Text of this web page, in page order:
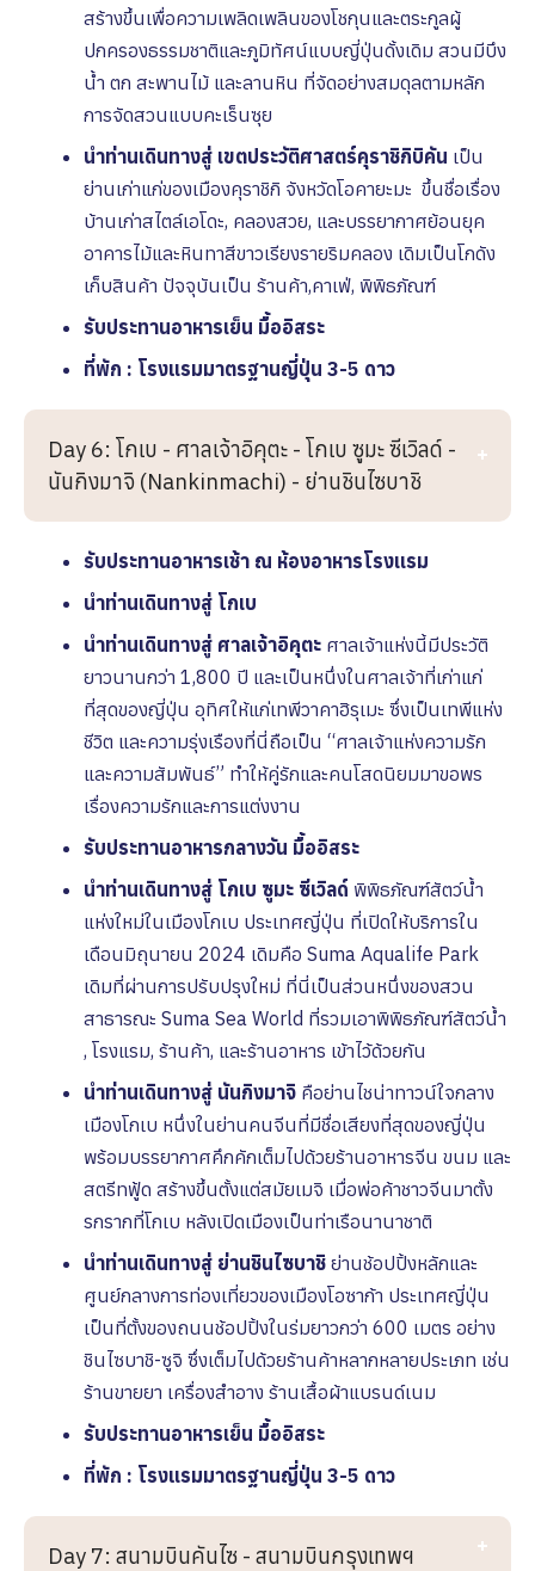
สร้างขึ้นเพื่อความเพลิดเพลินของโชกุนและตระกูลผู้
ปกครองธรรมชาติและภูมิทัศน์แบบญี่ปุ่นดั้งเดิม สวนมีบึง
น้ำ ตก สะพานไม้ และลานหิน ที่จัดอย่างสมดุลตามหลัก
การจัดสวนแบบคะเร็นซุย
นำท่านเดินทางสู่ เขตประวัติศาสตร์คุราชิกิบิคัน เป็น
ย่านเก่าแก่ของเมืองคุราชิกิ จังหวัดโอคายะมะ ขึ้นชื่อเรื่อง
บ้านเก่าสไตล์เอโดะ, คลองสวย, และบรรยากาศย้อนยุค
อาคารไม้และหินทาสีขาวเรียงรายริมคลอง เดิมเป็นโกดัง
เก็บสินค้า ปัจจุบันเป็น ร้านค้า,คาเฟ่, พิพิธภัณฑ์
รับประทานอาหารเย็น มื้ออิสระ
ที่พัก : โรงแรมมาตรฐานญี่ปุ่น 3-5 ดาว
Day 6: โกเบ - ศาลเจ้าอิคุตะ - โกเบ ซูมะ ซีเวิลด์ -
นันกิงมาจิ (Nankinmachi) - ย่านชินไซบาชิ
รับประทานอาหารเช้า ณ ห้องอาหารโรงเเรม
นำท่านเดินทางสู่ โกเบ
นำท่านเดินทางสู่ ศาลเจ้าอิคุตะ ศาลเจ้าแห่งนี้มีประวัติ
ยาวนานกว่า 1,800 ปี และเป็นหนึ่งในศาลเจ้าที่เก่าแก่
ที่สุดของญี่ปุ่น อุทิศให้แก่เทพีวาคาฮิรุเมะ ซึ่งเป็นเทพีแห่ง
ชีวิต และความรุ่งเรืองที่นี่ถือเป็น “ศาลเจ้าแห่งความรัก
และความสัมพันธ์” ทำให้คู่รักและคนโสดนิยมมาขอพร
เรื่องความรักและการแต่งงาน
รับประทานอาหารกลางวัน มื้ออิสระ
นำท่านเดินทางสู่ โกเบ ซูมะ ซีเวิลด์ พิพิธภัณฑ์สัตว์น้ำ
แห่งใหม่ในเมืองโกเบ ประเทศญี่ปุ่น ที่เปิดให้บริการใน
เดือนมิถุนายน 2024 เดิมคือ Suma Aqualife Park
เดิมที่ผ่านการปรับปรุงใหม่ ที่นี่เป็นส่วนหนึ่งของสวน
สาธารณะ Suma Sea World ที่รวมเอาพิพิธภัณฑ์สัตว์น้ำ
, โรงแรม, ร้านค้า, และร้านอาหาร เข้าไว้ด้วยกัน
นำท่านเดินทางสู่ นันกิงมาจิ คือย่านไชน่าทาวน์ใจกลาง
เมืองโกเบ หนึ่งในย่านคนจีนที่มีชื่อเสียงที่สุดของญี่ปุ่น
พร้อมบรรยากาศคึกคักเต็มไปด้วยร้านอาหารจีน ขนม และ
สตรีทฟู้ด สร้างขึ้นตั้งแต่สมัยเมจิ เมื่อพ่อค้าชาวจีนมาตั้ง
รกรากที่โกเบ หลังเปิดเมืองเป็นท่าเรือนานาชาติ
นำท่านเดินทางสู่ ย่านชินไซบาชิ ย่านช้อปปิ้งหลักและ
ศูนย์กลางการท่องเที่ยวของเมืองโอซาก้า ประเทศญี่ปุ่น
เป็นที่ตั้งของถนนช้อปปิ้งในร่มยาวกว่า 600 เมตร อย่าง
ชินไซบาชิ-ซูจิ ซึ่งเต็มไปด้วยร้านค้าหลากหลายประเภท เช่น
ร้านขายยา เครื่องสำอาง ร้านเสื้อผ้าแบรนด์เนม
รับประทานอาหารเย็น มื้ออิสระ
ที่พัก : โรงแรมมาตรฐานญี่ปุ่น 3-5 ดาว
Day 7: สนามบินคันไซ - สนามบินกรุงเทพฯ